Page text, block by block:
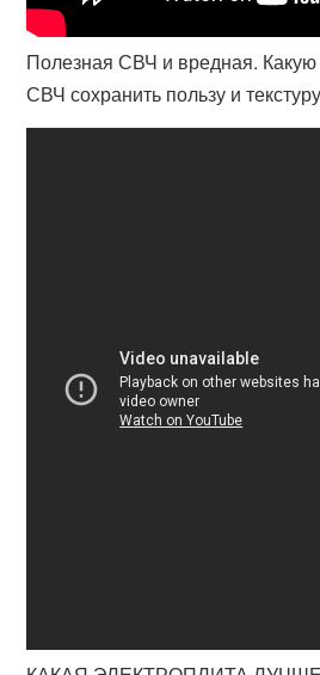
Полезная СВЧ и вредная.
СВЧ сохранить пользу и